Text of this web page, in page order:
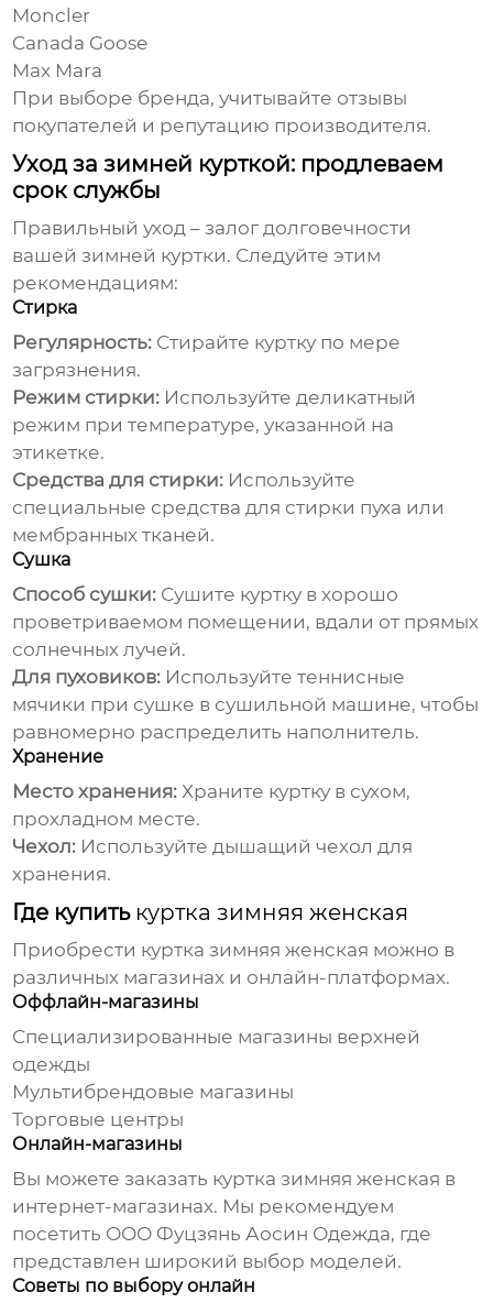
Moncler
Canada Goose
Max Mara
При выборе бренда, учитывайте отзывы
покупателей и репутацию производителя.
Уход за зимней курткой: продлеваем
срок службы
Правильный уход – залог долговечности
вашей зимней куртки. Следуйте этим
рекомендациям:
Стирка
Регулярность: Стирайте куртку по мере
загрязнения.
Режим стирки: Используйте деликатный
режим при температуре, указанной на
этикетке.
Средства для стирки: Используйте
специальные средства для стирки пуха или
мембранных тканей.
Сушка
Способ сушки: Сушите куртку в хорошо
проветриваемом помещении, вдали от прямых
солнечных лучей.
Для пуховиков: Используйте теннисные
мячики при сушке в сушильной машине, чтобы
равномерно распределить наполнитель.
Хранение
Место хранения: Храните куртку в сухом,
прохладном месте.
Чехол: Используйте дышащий чехол для
хранения.
Где купить куртка зимняя женская
Приобрести куртка зимняя женская можно в
различных магазинах и онлайн-платформах.
Оффлайн-магазины
Специализированные магазины верхней
одежды
Мультибрендовые магазины
Торговые центры
Онлайн-магазины
Вы можете заказать куртка зимняя женская в
интернет-магазинах. Мы рекомендуем
посетить ООО Фуцзянь Аосин Одежда, где
представлен широкий выбор моделей.
Советы по выбору онлайн